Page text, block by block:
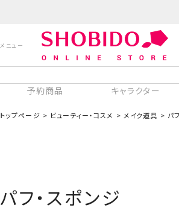
予約商品 キャラクター
トップページ ビューティー・コスメ メイク道具 パ
パフ・スポンジ